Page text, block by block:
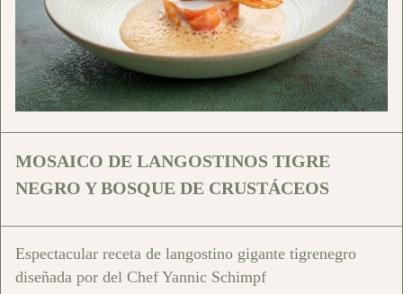
MOSAICO DE LANGOSTINOS TIGRE
NEGRO Y BOSQUE DE CRUSTÁCEOS
Espectacular receta de langostino gigante tigrenegro
diseñada por del Chef Yannic Schimpf